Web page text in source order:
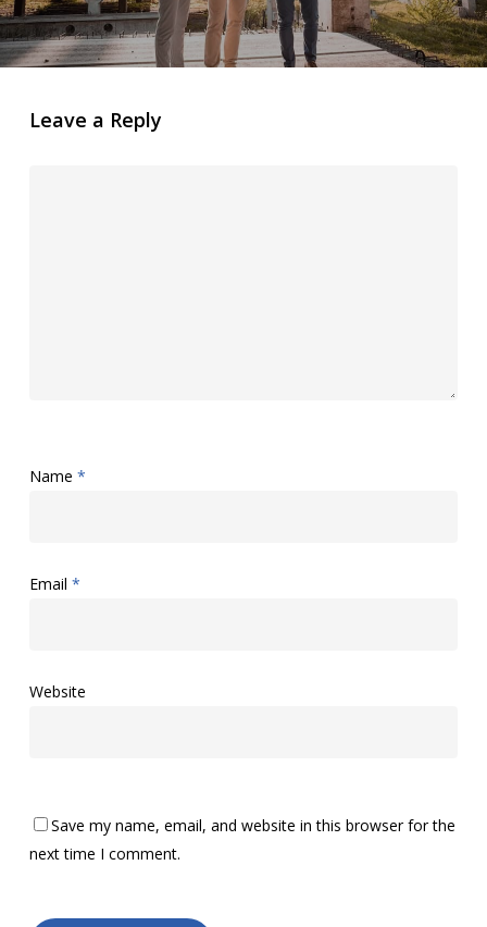
Leave a Reply
Name *
Email *
Website
Save my name, email, and website in this browser for the
next time I comment.